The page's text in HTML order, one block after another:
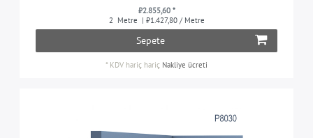
₺2.855,60 *
2 Metre | ₺1.427,80 / Metre
Sepete
* KDV hariç hariç Nakliye ücreti